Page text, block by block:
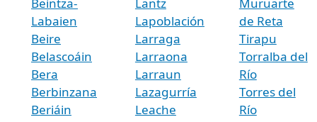
Labaien
Beire
Belascoáin
Bera
Berbinzana
Beriáin
Lapoblación
Larraga
Larraona
Larraun
Lazagurría
Leache
de Reta
Tirapu
Torralba del
Río
Torres del
Río